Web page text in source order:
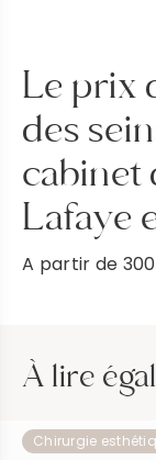
Le prix
des
cabinet
Lafaye
A partir de
À lire
Chirurgie